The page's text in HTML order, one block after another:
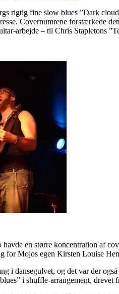
rigtig fine slow blues ”Dark
Covernumrene forstærkede
arbejde – til Chris Stapletons
en større koncentration af
for Mojos egen Kirsten Louise
i dansegulvet, og det var der
i shuffle-arrangement, drevet